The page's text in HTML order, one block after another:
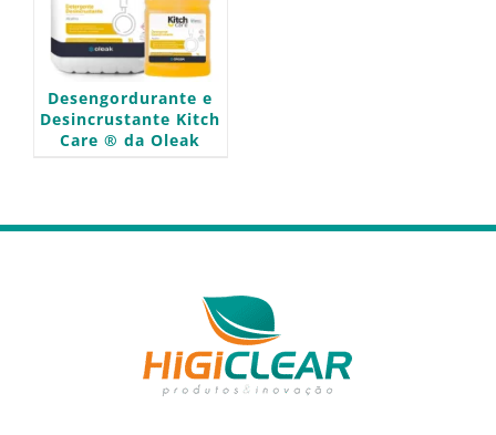
Desengordurante e
Desincrustante Kitch
Care ® da Oleak